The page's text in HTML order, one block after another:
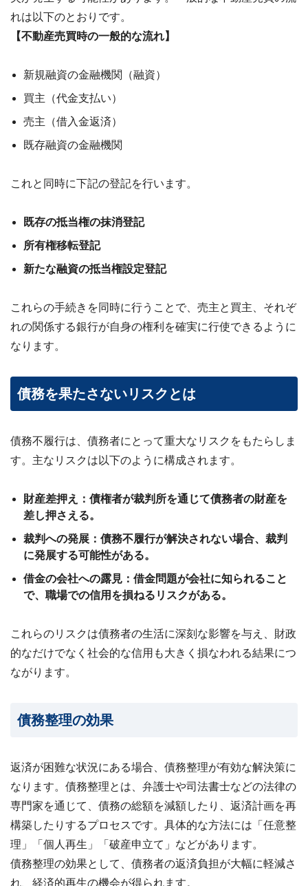
れは以下のとおりです。
【不動産売買時の一般的な流れ】
新規融資の金融機関（融資）
買主（代金支払い）
売主（借入金返済）
既存融資の金融機関
これと同時に下記の登記を行います。
既存の抵当権の抹消登記
所有権移転登記
新たな融資の抵当権設定登記
これらの手続きを同時に行うことで、売主と買主、それぞ
れの関係する銀行が自身の権利を確実に行使できるように
なります。
債務を果たさないリスクとは
債務不履行は、債務者にとって重大なリスクをもたらしま
す。主なリスクは以下のように構成されます。
財産差押え：債権者が裁判所を通じて債務者の財産を
差し押さえる。
裁判への発展：債務不履行が解決されない場合、裁判
に発展する可能性がある。
借金の会社への露見：借金問題が会社に知られること
で、職場での信用を損ねるリスクがある。
これらのリスクは債務者の生活に深刻な影響を与え、財政
的なだけでなく社会的な信用も大きく損なわれる結果につ
ながります。
債務整理の効果
返済が困難な状況にある場合、債務整理が有効な解決策に
なります。債務整理とは、弁護士や司法書士などの法律の
専門家を通じて、債務の総額を減額したり、返済計画を再
構築したりするプロセスです。具体的な方法には「任意整
理」「個人再生」「破産申立て」などがあります。
債務整理の効果として、債務者の返済負担が大幅に軽減さ
れ、経済的再生の機会が得られます。